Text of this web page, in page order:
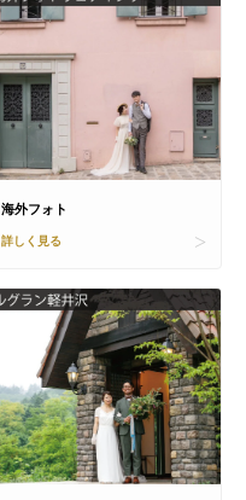
海外フォト
詳しく見る